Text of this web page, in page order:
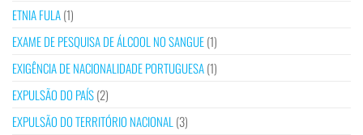
ETNIA FULA(1)
EXAME DE PESQUISA DE ÁLCOOL NO SANGUE(1)
EXIGÊNCIA DE NACIONALIDADE PORTUGUESA(1)
EXPULSÃO DO PAÍS(2)
EXPULSÃO DO TERRITÓRIO NACIONAL (3)